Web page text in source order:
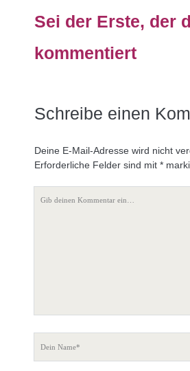
Sei der Erste, der
kommentiert
Schreibe einen
Deine E-Mail-Adresse wird nicht
Erforderliche Felder sind mit *